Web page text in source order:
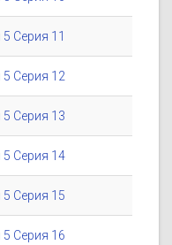
Серия 11
5 Серия 12
Серия 13
5 Серия 14
Серия 15
Серия 16